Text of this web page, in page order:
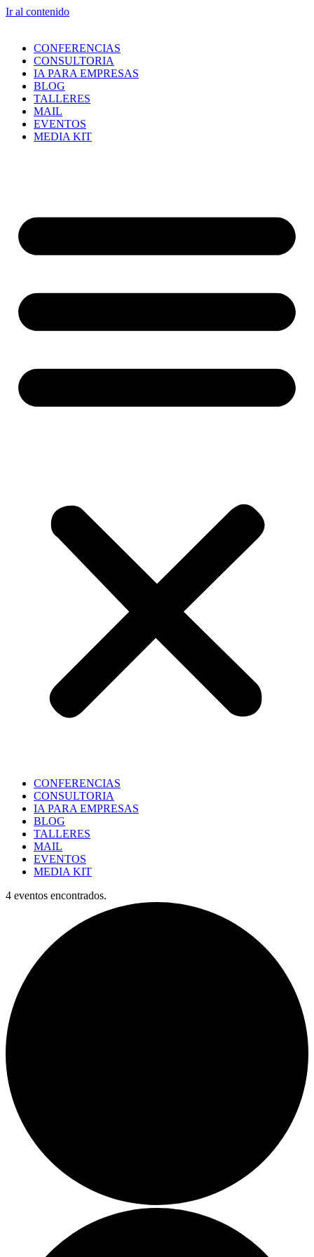
Ir al contenido
CONFERENCIAS
CONSULTORIA
IA PARA EMPRESAS
BLOG
TALLERES
MAIL
EVENTOS
MEDIA KIT
CONFERENCIAS
CONSULTORIA
IA PARA EMPRESAS
BLOG
TALLERES
MAIL
EVENTOS
MEDIA KIT
4 eventos encontrados.